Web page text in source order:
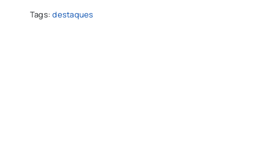
Tags:destaques